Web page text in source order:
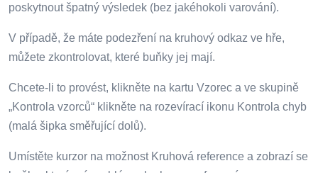
poskytnout špatný výsledek (bez jakéhokoli varování).
V případě, že máte podezření na kruhový odkaz ve hře,
můžete zkontrolovat, které buňky jej mají.
Chcete-li to provést, klikněte na kartu Vzorec a ve skupině
„Kontrola vzorců“ klikněte na rozevírací ikonu Kontrola chyb
(malá šipka směřující dolů).
Umístěte kurzor na možnost Kruhová reference a zobrazí se